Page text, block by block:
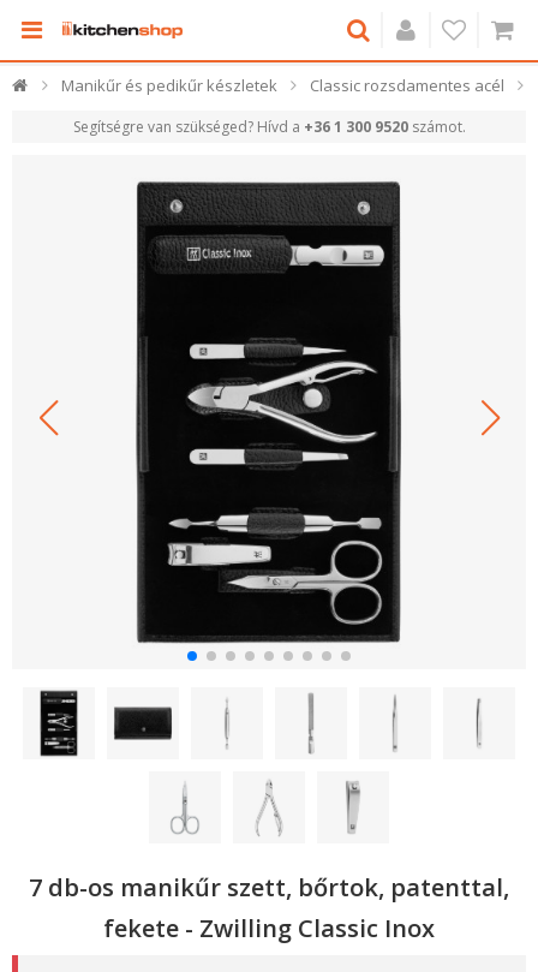
Manikűr és pedikűr készletek Classic rozsdamentes acél
Segítségre van szükséged? Hívd a +36 1 300 9520számot.
7 db-os manikűr szett, bőrtok, patenttal,
fekete - Zwilling Classic Inox